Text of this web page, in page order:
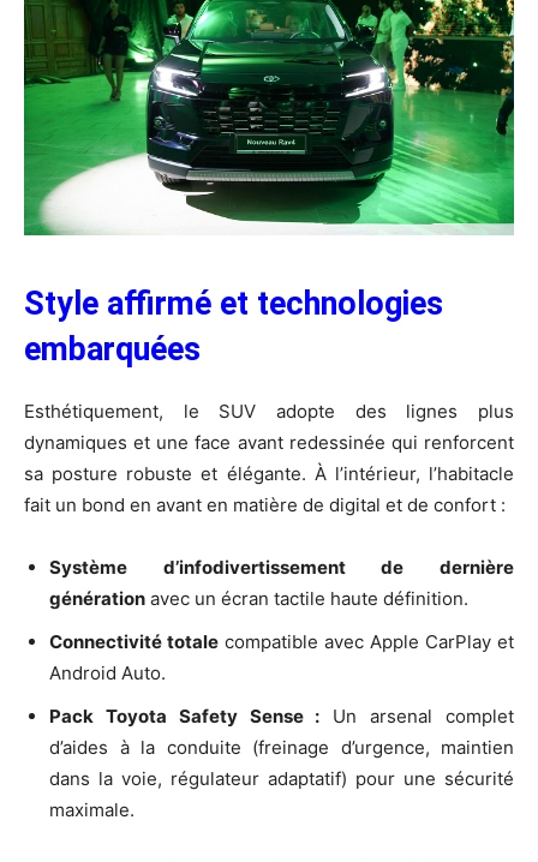
​Style affirmé et technologies
embarquées
​Esthétiquement, le SUV adopte des lignes plus
dynamiques et une face avant redessinée qui renforcent
sa posture robuste et élégante. À l’intérieur, l’habitacle
fait un bond en avant en matière de digital et de confort :
Système d’infodivertissement de dernière
génération avec un écran tactile haute définition.
Connectivité totale compatible avec Apple CarPlay et
Android Auto.
Pack Toyota Safety Sense : Un arsenal complet
d’aides à la conduite (freinage d’urgence, maintien
dans la voie, régulateur adaptatif) pour une sécurité
maximale.